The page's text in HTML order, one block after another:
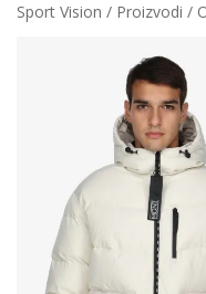
Sport Vision Proizvodi